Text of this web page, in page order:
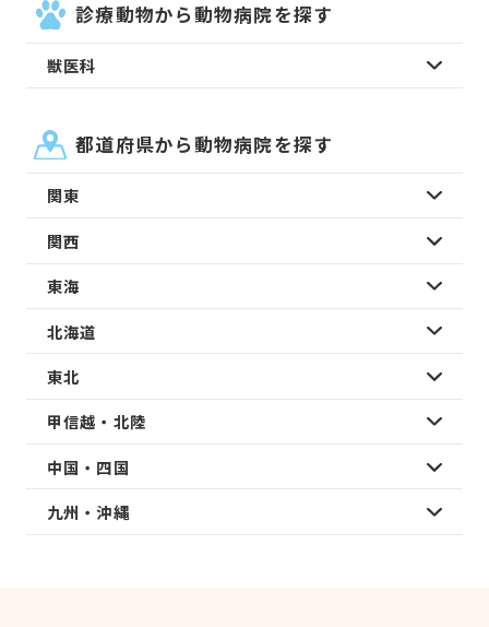
診療動物から動物病院を探す
獣医科
都道府県から動物病院を探す
関東
関西
東海
北海道
東北
甲信越・北陸
中国・四国
九州・沖縄